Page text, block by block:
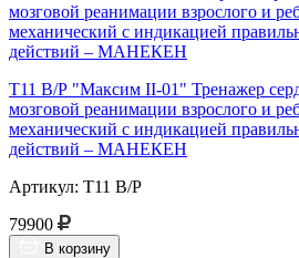
Т11 В/Р "Максим II-01" Тренажер
мозговой реанимации взрослого и
механический с индикацией
действий – МАНЕКЕН
Артикул: Т11 В/Р
79900
В корзину